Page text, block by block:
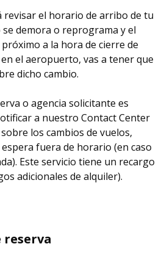
revisar el horario de arribo de tu
se demora o reprograma y el
a la hora de cierre de
el aeropuerto, vas a tener que
dicho cambio.
o agencia solicitante es
a nuestro Contact Center
los cambios de vuelos,
fuera de horario (en caso
Este servicio tiene un recargo
adicionales de alquiler).
reserva